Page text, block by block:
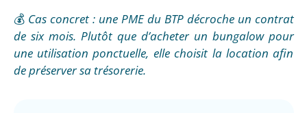
💰 Cas concret : une PME du BTP décroche un contrat
de six mois. Plutôt que d’acheter un bungalow pour
une utilisation ponctuelle, elle choisit la location afin
de préserver sa trésorerie.